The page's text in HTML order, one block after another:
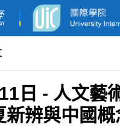
日 - 人文藝
辨與中國概